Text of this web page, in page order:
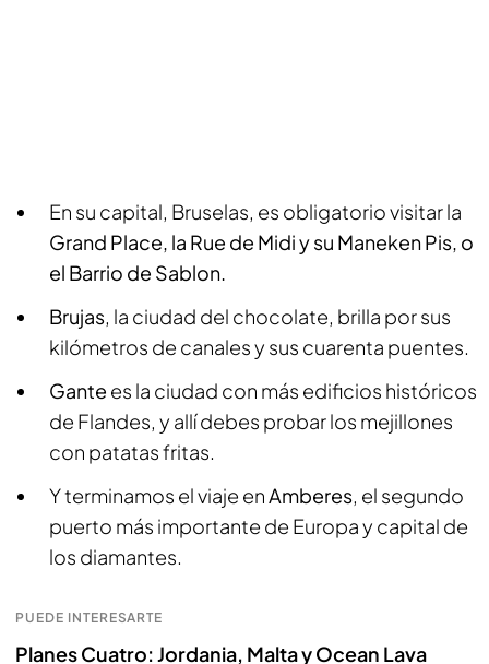
En su capital, Bruselas, es obligatorio visitar la
Grand Place, la Rue de Midi y su Maneken Pis, o
el Barrio de Sablon.
Brujas, la ciudad del chocolate, brilla por sus
kilómetros de canales y sus cuarenta puentes.
Gante es la ciudad con más edificios históricos
de Flandes, y allí debes probar los mejillones
con patatas fritas.
Y terminamos el viaje enAmberes, el segundo
puerto más importante de Europa y capital de
los diamantes.
PUEDE INTERESARTE
Planes Cuatro: Jordania, Malta y Ocean Lava